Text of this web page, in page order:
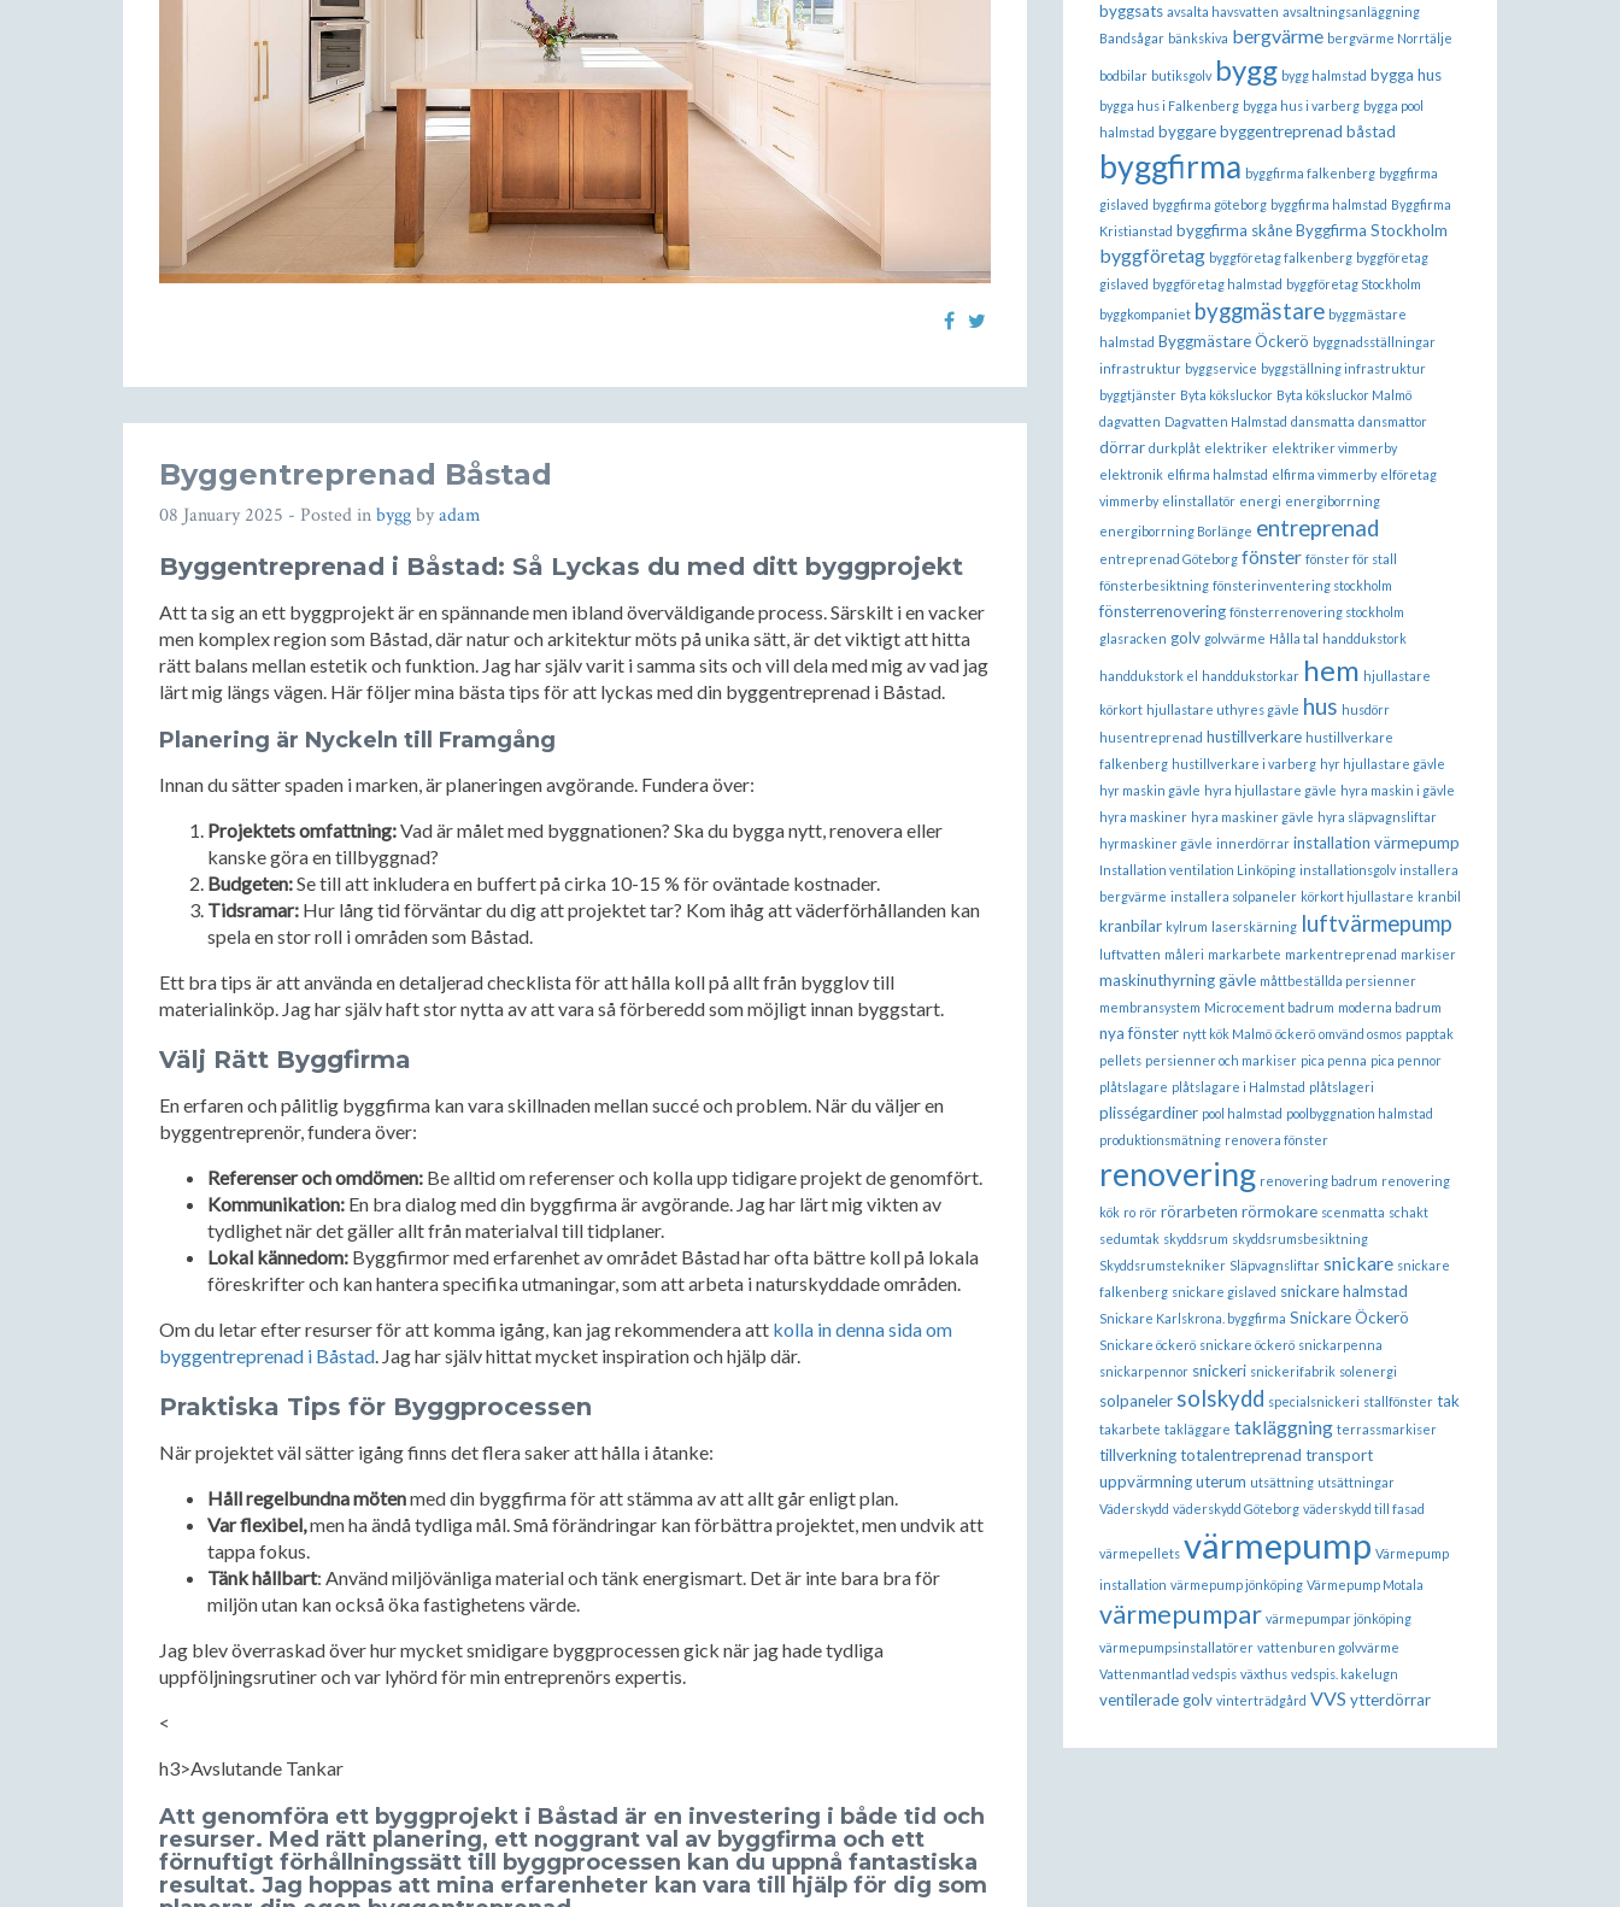
Byggentreprenad Båstad
08 January 2025 - Posted inbyggbyadam
Byggentreprenad i Båstad: Så Lyckas du med ditt byggprojekt
Att ta sig an ett byggprojekt är en spännande men ibland överväldigande process. Särskilt i en vacker
men komplex region som Båstad, där natur och arkitektur möts på unika sätt, är det viktigt att hitta
rätt balans mellan estetik och funktion. Jag har själv varit i samma sits och vill dela med mig av vad jag
lärt mig längs vägen. Här följer mina bästa tips för att lyckas med din byggentreprenad i Båstad.
Planering är Nyckeln till Framgång
Innan du sätter spaden i marken, är planeringen avgörande. Fundera över:
Projektets omfattning:Vad är målet med byggnationen? Ska du bygga nytt, renovera eller
kanske göra en tillbyggnad?
Budgeten:Se till att inkludera en buffert på cirka 10-15 % för oväntade kostnader.
Tidsramar: Hur lång tid förväntar du dig att projektet tar? Kom ihåg att väderförhållanden kan
spela en stor roll i områden som Båstad.
Ett bra tips är att använda en detaljerad checklista för att hålla koll på allt från bygglov till
materialinköp. Jag har själv haft stor nytta av att vara så förberedd som möjligt innan byggstart.
Välj Rätt Byggfirma
En erfaren och pålitlig byggfirma kan vara skillnaden mellan succé och problem. När du väljer en
byggentreprenör, fundera över:
Referenser och omdömen: Be alltid om referenser och kolla upp tidigare projekt de genomfört.
Kommunikation: En bra dialog med din byggfirma är avgörande. Jag har lärt mig vikten av
tydlighet när det gäller allt från materialval till tidplaner.
Lokal kännedom: Byggfirmor med erfarenhet av området Båstad har ofta bättre koll på lokala
föreskrifter och kan hantera specifika utmaningar, som att arbeta i naturskyddade områden.
Om du letar efter resurser för att komma igång, kan jag rekommendera att kolla in denna sida om
byggentreprenad i Båstad. Jag har själv hittat mycket inspiration och hjälp där.
Praktiska Tips för Byggprocessen
När projektet väl sätter igång finns det flera saker att hålla i åtanke:
Håll regelbundna mötenmed din byggfirma för att stämma av att allt går enligt plan.
Var flexibel,men ha ändå tydliga mål. Små förändringar kan förbättra projektet, men undvik att
tappa fokus.
Tänk hållbart: Använd miljövänliga material och tänk energismart. Det är inte bara bra för
miljön utan kan också öka fastighetens värde.
Jag blev överraskad över hur mycket smidigare byggprocessen gick när jag hade tydliga
uppföljningsrutiner och var lyhörd för min entreprenörs expertis.
<
h3>Avslutande Tankar
Att genomföra ett byggprojekt i Båstad är en investering i både tid och
resurser. Med rätt planering, ett noggrant val av byggfirma och ett
förnuftigt förhållningssätt till byggprocessen kan du uppnå fantastiska
resultat. Jag hoppas att mina erfarenheter kan vara till hjälp för dig som
byggsats avsalta havsvatten avsaltningsanläggning
Bandsågar bänkskiva bergvärme bergvärme Norrtälje
bodbilar butiksgolv bygg bygg halmstad bygga hus
bygga hus i Falkenberg bygga hus i varberg bygga pool
halmstad byggarebyggentreprenad båstad
byggfirma byggfirma falkenberg byggfirma
gislaved byggfirma göteborg byggfirma halmstad Byggfirma
Kristianstad byggfirma skåneByggfirma Stockholm
byggföretag byggföretag falkenberg byggföretag
gislaved byggföretag halmstad byggföretag Stockholm
byggkompaniet byggmästare byggmästare
halmstad Byggmästare Öckerö byggnadsställningar
infrastruktur byggservice byggställning infrastruktur
byggtjänster Byta köksluckor Byta köksluckor Malmö
dagvatten Dagvatten Halmstad dansmatta dansmattor
dörrar durkplåt elektriker elektriker vimmerby
elektronik elfirma halmstad elfirma vimmerby elföretag
vimmerby elinstallatör energi energiborrning
energiborrning Borlänge entreprenad
entreprenad Göteborg fönster fönster för stall
fönsterbesiktning fönsterinventering stockholm
fönsterrenovering fönsterrenovering stockholm
glasracken golv golvvärme Hålla tal handdukstork
handdukstork el handdukstorkar hem hjullastare
körkort hjullastare uthyres gävle hus husdörr
husentreprenad hustillverkare hustillverkare
falkenberg hustillverkare i varberg hyr hjullastare gävle
hyr maskin gävle hyra hjullastare gävle hyra maskin i gävle
hyra maskiner hyra maskiner gävle hyra släpvagnsliftar
hyrmaskiner gävle innerdörrar installation värmepump
Installation ventilation Linköping installationsgolv installera
bergvärme installera solpaneler körkort hjullastare kranbil
kranbilar kylrum laserskärning luftvärmepump
luftvatten måleri markarbete markentreprenad markiser
maskinuthyrning gävle måttbeställda persienner
membransystem Microcement badrum moderna badrum
nya fönster nytt kök Malmö öckerö omvänd osmos papptak
pellets persienner och markiser pica penna pica pennor
plåtslagare plåtslagare i Halmstad plåtslageri
plisségardiner pool halmstad poolbyggnation halmstad
produktionsmätning renovera fönster
renovering renovering badrum renovering
kök ro rör rörarbeten rörmokare scenmatta schakt
sedumtak skyddsrum skyddsrumsbesiktning
Skyddsrumstekniker Släpvagnsliftar snickare snickare
falkenberg snickare gislaved snickare halmstad
Snickare Karlskrona. byggfirma Snickare Öckerö
Snickare öckerö snickare öckerö snickarpenna
snickarpennor snickeri snickerifabrik solenergi
solpaneler solskydd specialsnickeri stallfönster tak
takarbete takläggare takläggning terrassmarkiser
tillverkningtotalentreprenad transport
uppvärmninguterum utsättning utsättningar
Väderskydd väderskydd Göteborg väderskydd till fasad
värmepellets värmepump Värmepump
installation värmepump jönköping Värmepump Motala
värmepumpar värmepumpar jönköping
värmepumpsinstallatörer vattenburen golvvärme
Vattenmantlad vedspis växthus vedspis. kakelugn
ventilerade golv vinterträdgård VVS ytterdörrar